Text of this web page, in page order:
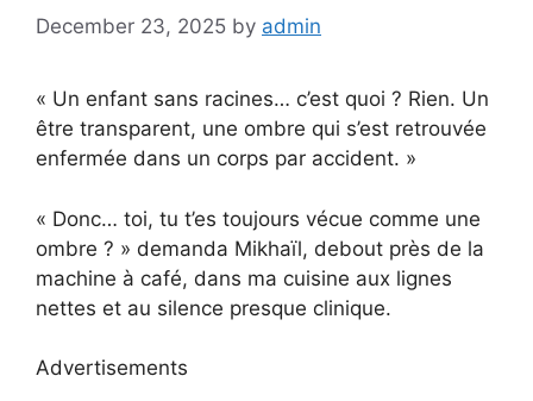
December 23, 2025 by admin
« Un enfant sans racines… c’est quoi ? Rien. Un
être transparent, une ombre qui s’est retrouvée
enfermée dans un corps par accident. »
« Donc… toi, tu t’es toujours vécue comme une
ombre ? » demanda Mikhaïl, debout près de la
machine à café, dans ma cuisine aux lignes
nettes et au silence presque clinique.
Advertisements